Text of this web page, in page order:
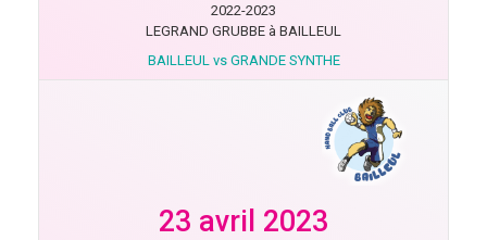
2022-2023
LEGRAND GRUBBE à BAILLEUL
BAILLEUL vs GRANDE SYNTHE
23 avril 2023